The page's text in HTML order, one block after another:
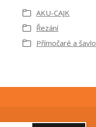
AKU-CAJK
Řezání
Přímočaré a